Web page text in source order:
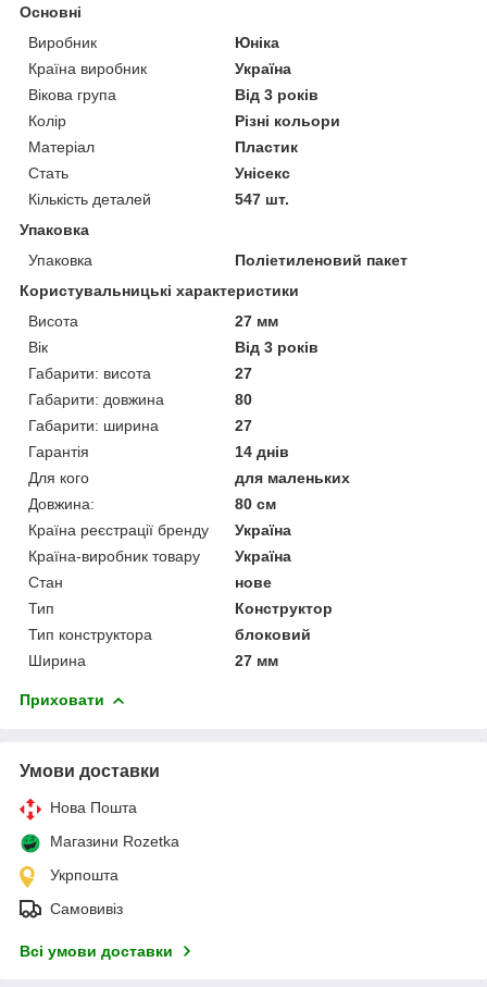
Основні
Виробник
Юніка
Країна виробник
Україна
Вікова група
Від 3 років
Колір
Різні кольори
Матеріал
Пластик
Стать
Унісекс
Кількість деталей
547 шт.
Упаковка
Упаковка
Поліетиленовий пакет
Користувальницькі характеристики
Висота
27 мм
Вік
Від 3 років
Габарити: висота
27
Габарити: довжина
80
Габарити: ширина
27
Гарантія
14 днів
Для кого
для маленьких
Довжина:
80 см
Країна реєстрації бренду
Україна
Країна-виробник товару
Україна
Стан
нове
Тип
Конструктор
Тип конструктора
блоковий
Ширина
27 мм
Приховати
Умови доставки
Нова Пошта
Магазини Rozetka
Укрпошта
Самовивіз
Всі умови доставки